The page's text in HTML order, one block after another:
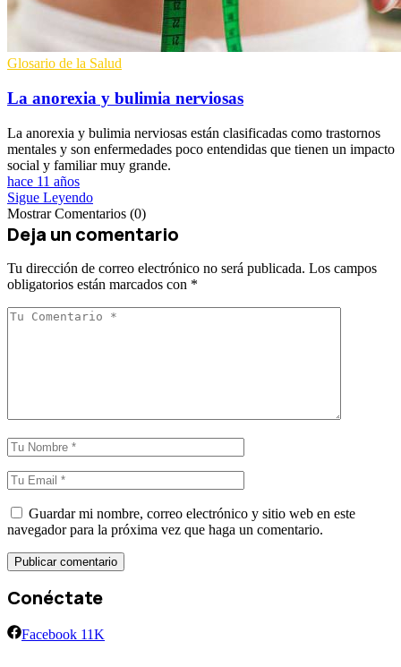
Glosario de la Salud
La anorexia y bulimia nerviosas
La anorexia y bulimia nerviosas están clasificadas como trastornos
mentales y son enfermedades poco entendidas que tienen un impacto
social y familiar muy grande.
hace 11 años
Sigue Leyendo
Mostrar Comentarios (0)
Deja un comentario
Tu dirección de correo electrónico no será publicada. Los campos
obligatorios están marcados con *
Guardar mi nombre, correo electrónico y sitio web en este
navegador para la próxima vez que haga un comentario.
Conéctate
Facebook 11K